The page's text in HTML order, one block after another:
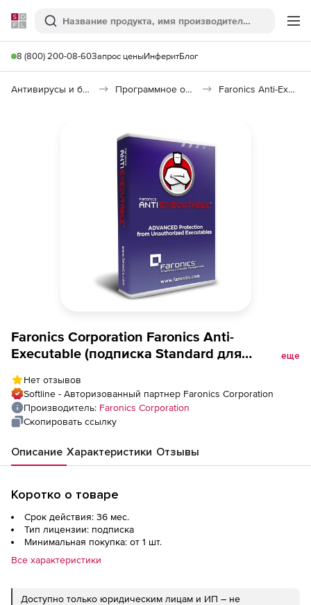
Softline
Поиск
8 (800) 200-08-60Запрос ценыИнферитБлог
Антивирусы и безопасность Программное обеспечение для контроля доступа Faronics Anti-Executable
Faronics Corporation Faronics Anti-
Executable (подписка Standard для
еще
Нет отзывов
Softline - Авторизованный партнер Faronics Corporation
Производитель: Faronics Corporation
Скопировать ссылку
Описание Характеристики Отзывы
Коротко о товаре
Срок действия: 36 мес.
Тип лицензии: подписка
Минимальная покупка: от 1 шт.
Все характеристики
Доступно только юридическим лицам и ИП – не